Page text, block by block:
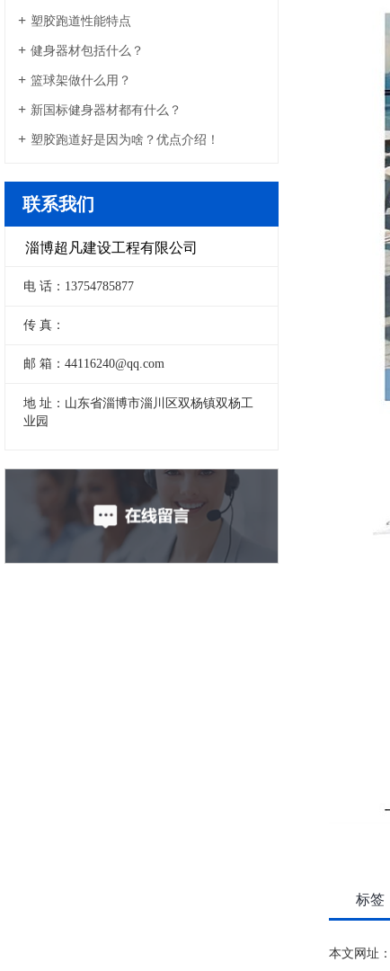
塑胶跑道性能特点
健身器材包括什么？
篮球架做什么用？
新国标健身器材都有什么？
塑胶跑道好是因为啥？优点介绍！
联系我们
淄博超凡建设工程有限公司
电 话：13754785877
传 真：
邮 箱：44116240@qq.com
地 址：山东省淄博市淄川区双杨镇双杨工
业园
标签
本文网址：